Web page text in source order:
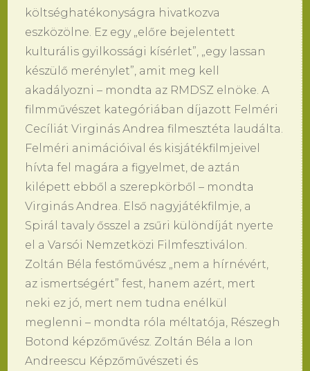
költséghatékonyságra hivatkozva
eszközölne. Ez egy „előre bejelentett
kulturális gyilkossági kísérlet”, „egy lassan
készülő merénylet”, amit meg kell
akadályozni – mondta az RMDSZ elnöke. A
filmművészet kategóriában díjazott Felméri
Cecíliát Virginás Andrea filmesztéta laudálta.
Felméri animációival és kisjátékfilmjeivel
hívta fel magára a figyelmet, de aztán
kilépett ebből a szerepkörből – mondta
Virginás Andrea. Első nagyjátékfilmje, a
Spirál tavaly ősszel a zsűri különdíját nyerte
el a Varsói Nemzetközi Filmfesztiválon.
Zoltán Béla festőművész „nem a hírnévért,
az ismertségért” fest, hanem azért, mert
neki ez jó, mert nem tudna enélkül
meglenni – mondta róla méltatója, Részegh
Botond képzőművész. Zoltán Béla a Ion
Andreescu Képzőművészeti és